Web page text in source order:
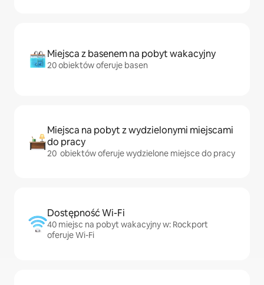
Miejsca z basenem na pobyt wakacyjny
20 obiektów oferuje basen
Miejsca na pobyt z wydzielonymi miejscami
do pracy
20 obiektów oferuje wydzielone miejsce do pracy
Dostępność Wi-Fi
40 miejsc na pobyt wakacyjny w: Rockport
oferuje Wi-Fi